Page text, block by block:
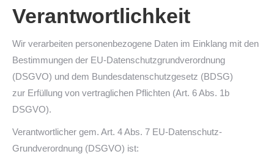
Verantwortlichkeit
Wir verarbeiten personenbezogene Daten im Einklang mit den
Bestimmungen der EU-Datenschutzgrundverordnung
(DSGVO) und dem Bundesdatenschutzgesetz (BDSG)
zur Erfüllung von vertraglichen Pflichten (Art. 6 Abs. 1b
DSGVO).
Verantwortlicher gem. Art. 4 Abs. 7 EU-Datenschutz-
Grundverordnung (DSGVO) ist: